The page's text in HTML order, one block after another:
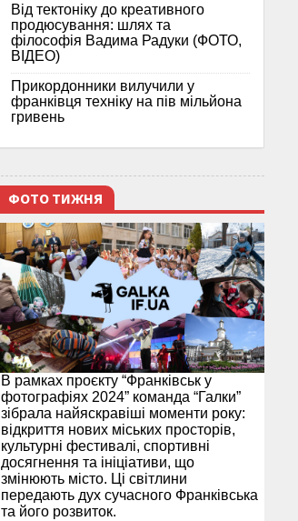
Від тектоніку до креативного
продюсування: шлях та
філософія Вадима Радуки (ФОТО,
ВІДЕО)
Прикордонники вилучили у
франківця техніку на пів мільйона
гривень
ФОТО ТИЖНЯ
В рамках проєкту “Франківськ у
фотографіях 2024” команда “Галки”
зібрала найяскравіші моменти року:
відкриття нових міських просторів,
культурні фестивалі, спортивні
досягнення та ініціативи, що
змінюють місто. Ці світлини
передають дух сучасного Франківська
та його розвиток.